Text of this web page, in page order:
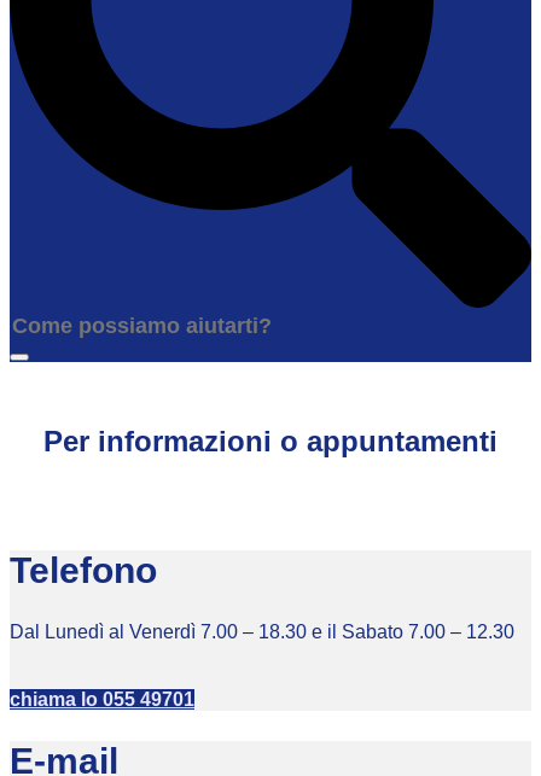
Per informazioni o appuntamenti
Telefono
Dal Lunedì al Venerdì 7.00 – 18.30 e il Sabato 7.00 – 12.30
chiama lo 055 49701
E-mail